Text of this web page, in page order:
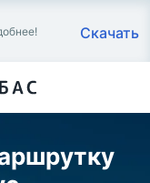
Скачать